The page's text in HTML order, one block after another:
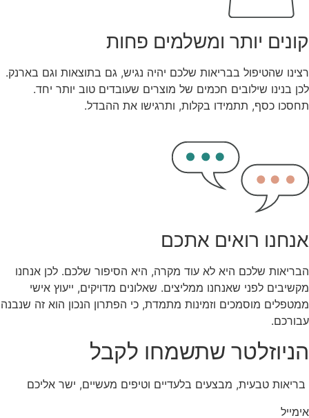
קונים יותר ומשלמים פחות
רצינו שהטיפול בבריאות שלכם יהיה נגיש, גם בתוצאות וגם בארנק.
לכן בנינו שילובים חכמים של מוצרים שעובדים טוב יותר יחד.
תחסכו כסף, תתמידו בקלות, ותרגישו את ההבדל.
אנחנו רואים אתכם
הבריאות שלכם היא לא עוד מקרה, היא הסיפור שלכם. לכן אנחנו
מקשיבים לפני שאנחנו ממליצים. שאלונים מדויקים, ייעוץ אישי
ממטפלים מוסמכים וזמינות מתמדת, כי הפתרון הנכון הוא זה שנבנה
עבורכם.
הניוזלטר שתשמחו לקבל
בריאות טבעית, מבצעים בלעדיים וטיפים מעשיים, ישר אליכם
אימייל